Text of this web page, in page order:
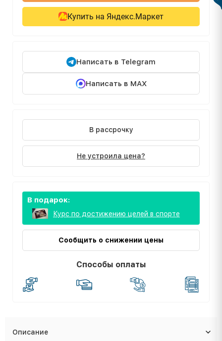
Купить на Яндекс.Маркет
Написать в Telegram
Написать в MAX
В рассрочку
Не устроила цена?
В подарок:
Курс по достижению целей в спорте
Сообщить о снижении цены
Способы оплаты
Описание